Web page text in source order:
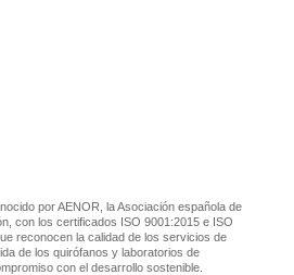
por AENOR, la Asociación española de
con los certificados ISO 9001:2015 e ISO
reconocen la calidad de los servicios de
de los quirófanos y laboratorios de
con el desarrollo sostenible.